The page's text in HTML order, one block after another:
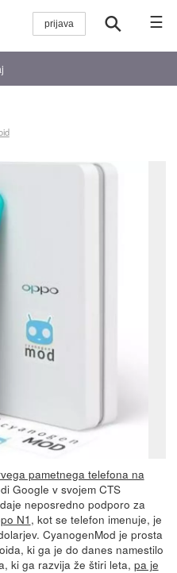
☰
pametnega telefona na
Google v svojem CTS
neposredno podporo za
N1 , kot se telefon imenuje, je
CyanogenMod je prosta
ki ga je do danes namestilo
ki ga razvija že štiri leta, pa je